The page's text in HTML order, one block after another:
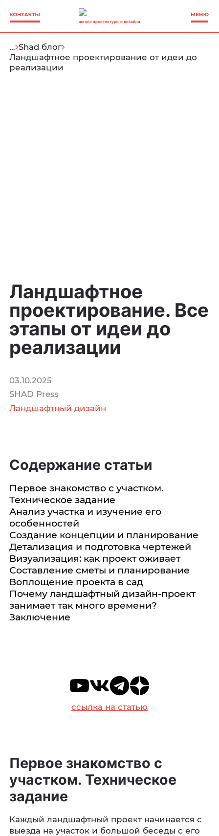
школа архитектуры и дизайна
… Shad блог
Ландшафтное проектирование от идеи до
реализации
Ландшафтное
проектирование. Все
этапы от идеи до
реализации
03.10.2025
SHAD Press
Ландшафтный дизайн
Содержание статьи
Первое знакомство с участком.
Техническое задание
Анализ участка и изучение его
особенностей
Создание концепции и планирование
Детализация и подготовка чертежей
Визуализация: как проект оживает
Составление сметы и планирование
Воплощение проекта в сад
Почему ландшафтный дизайн-проект
занимает так много времени?
Заключение
ссылка на статью
Первое знакомство с
участком. Техническое
задание
Каждый ландшафтный проект начинается с
выезда на участок и большой беседы с его